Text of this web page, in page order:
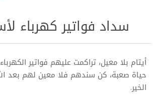
سداد فواتير كهرباء
أيتام بلا معيل، تراكمت عليهم فواتير
حياة صعبة، كن سندهم فلا معين لهم بعد
الخير.